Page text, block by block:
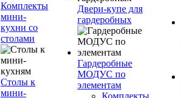
Комплекты
мини-
кухни со
столами
Столы к
мини-
Двери-купе для
гардеробных
Гардеробные
МОДУС по
элементам
Комплекты